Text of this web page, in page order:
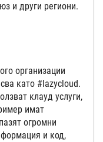
и други региони.
организации
като #lazycloud.
клауд услуги,
имат
огромни
и код,